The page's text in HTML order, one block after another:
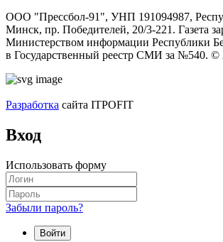
ООО "Прессбол-91", УНП 191094987,
Минск, пр. Победителей, 20/3-221. Газета
Министерством информации Республики
в Государственный реестр СМИ за №540. ©
Разработка сайта ITPOFIT
Вход
Использовать форму
Забыли пароль?
Войти